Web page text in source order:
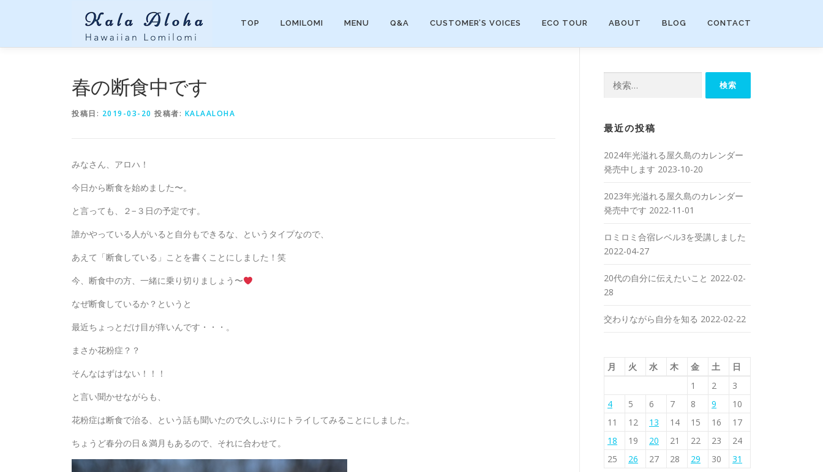
TOP LOMILOMI MENU Q&A CUSTOMER’S VOICES ECO TOUR ABOUT BLOG CONTACT
春の断食中です
投稿日: 2019-03-20 投稿者: KALAALOHA
みなさん、アロハ！
今日から断食を始めました〜。
と言っても、２−３日の予定です。
誰かやっている人がいると自分もできるな、というタイプなので、
あえて「断食している」ことを書くことにしました！笑
今、断食中の方、一緒に乗り切りましょう〜
なぜ断食しているか？というと
最近ちょっとだけ目が痒いんです・・・。
まさか花粉症？？
そんなはずはない！！！
と言い聞かせながらも、
花粉症は断食で治る、という話も聞いたので久しぶりにトライしてみることにしました。
ちょうど春分の日＆満月もあるので、それに合わせて。
検索:
最近の投稿
2024年光溢れる屋久島のカレンダー
発売中します 2023-10-20
2023年光溢れる屋久島のカレンダー
発売中です 2022-11-01
ロミロミ合宿レベル3を受講しました
2022-04-27
20代の自分に伝えたいこと 2022-02-
28
交わりながら自分を知る 2022-02-22
月 火 水 木 金 土
日
1
2
3
4
5 6 7 8 9
10
11
12 13 14 15 16
17
18
19 20 21 22 23
24
25
26 27 28 29 30 31